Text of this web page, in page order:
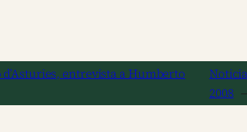
entrevista a Humberto
2008